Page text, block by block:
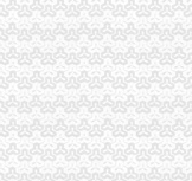
博客
_新浪博客
定啦！-商务服